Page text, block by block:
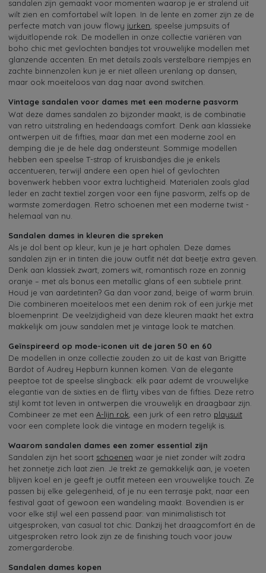
sandalen zijn gemaakt voor momenten waarop je er stralend uit
wilt zien en comfortabel wilt lopen. In de lente en zomer zijn ze de
perfecte match van jouw flowy jurken, speelse jumpsuits of
wijduitlopende rok. De modellen in onze collectie variëren van
boho chic met gevlochten bandjes tot vrouwelijke modellen met
glanzende accenten. En met details zoals verstelbare riempjes en
zachte binnenzolen kun je er niet alleen urenlang op dansen,
maar ook moeiteloos van dag naar avond switchen.
Vintage sandalen voor dames met een moderne pasvorm
Wat deze dames sandalen zo bijzonder maakt, is de combinatie
van retro uitstraling en hedendaags comfort. Denk aan klassieke
ontwerpen uit de fifties, maar dan met een moderne zool en
demping die je de hele dag ondersteunt. Sommige modellen
hebben een speelse T-strap of kruisbandjes die je enkels
accentueren, terwijl andere een open hiel of gevlochten
bovenwerk hebben voor extra luchtigheid. Materialen zoals glad
leder en zacht textiel zorgen voor een fijne pasvorm, zelfs op de
warmste zomerdagen. Retro schoenen met een moderne twist -
helemaal van nu.
Sandalen dames in kleuren die spreken
Als je dol bent op kleur, kun je je hart ophalen. Deze dames
sandalen zijn er in tinten die jouw outfit nét dat beetje extra geven.
Denk aan klassiek zwart, zomers wit, romantisch roze en zonnig
oranje – met als bonus een metallic glans of een subtiele print.
Houd je van aardetinten? Ga dan voor zand, beige of warm bruin.
Die combineren moeiteloos met een denim rok of een jurkje met
bloemenprint. De veelzijdigheid van deze kleuren maakt het extra
makkelijk om jouw sandalen met je vintage look te matchen.
Geïnspireerd op mode-iconen uit de jaren 50 en 60
De modellen in onze collectie zouden zo uit de kast van Brigitte
Bardot of Audrey Hepburn kunnen komen. Van de elegante
peeptoe tot de speelse slingback: elk paar ademt de vrouwelijke
elegantie van de sixties en de flirty vibes van de fifties. Deze retro
stijl komt tot leven in ontwerpen die vrouwelijk en draagbaar zijn.
Combineer ze met een A-lijn rok , een jurk of een retro playsuit
voor een complete look die vintage en modern tegelijk is.
Waarom sandalen dames een zomer essential zijn
Sandalen zijn het soort schoenen waar je niet zonder wilt zodra
het zonnetje zich laat zien. Je trekt ze gemakkelijk aan, je voeten
blijven koel en je geeft je outfit meteen een vrouwelijke touch. Ze
passen bij elke gelegenheid, of je nu een terrasje pakt, naar een
festival gaat of gewoon een wandeling maakt. Bovendien is er
voor elke stijl wel een passend paar: van minimalistisch tot
uitgesproken, van casual tot chic. Dankzij het draagcomfort én de
uitgesproken retro look zijn ze de finishing touch voor jouw
zomergarderobe.
Sandalen dames kopen